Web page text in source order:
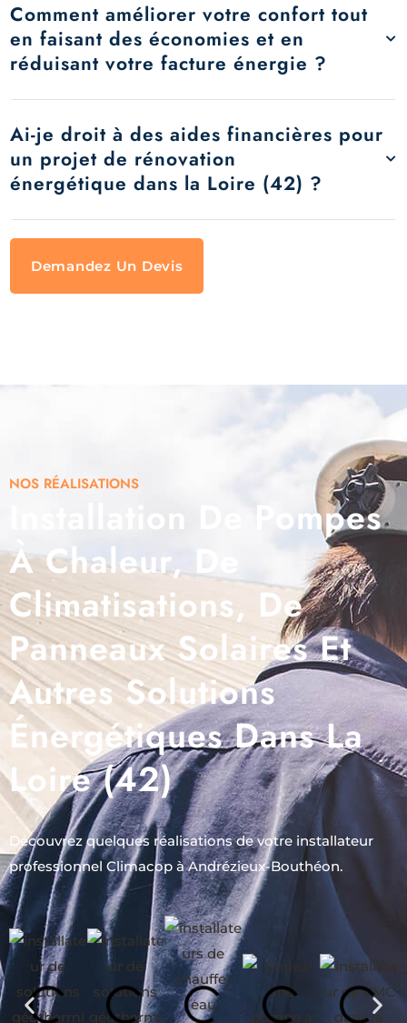
Comment améliorer votre confort tout
en faisant des économies et en
réduisant votre facture énergie ?
Ai-je droit à des aides financières pour
un projet de rénovation
énergétique dans la Loire (42) ?
Demandez Un Devis
NOS RÉALISATIONS
Installation De Pompes
À Chaleur, De
Climatisations, De
Panneaux Solaires Et
Autres Solutions
Énergétiques Dans La
Loire (42)
Découvrez quelques réalisations de votre installateur
professionnel Climacop à Andrézieux-Bouthéon.